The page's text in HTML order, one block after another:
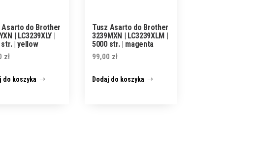
Asarto do Brother
| LC3239XLY |
str. | yellow
zł
do koszyka
Tusz Asarto do Brother
3239MXN | LC3239XLM |
5000 str. | magenta
99,00 zł
Dodaj do koszyka